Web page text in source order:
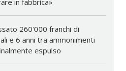
260'000 franchi di
e 6 anni tra ammonimenti
espulso